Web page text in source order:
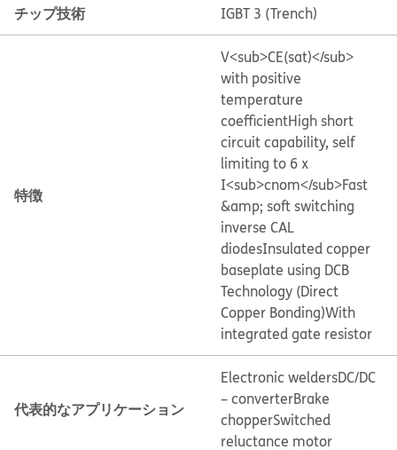
チップ技術 IGBT 3 (Trench)
特徴
V<sub>CE(sat)</sub>
with positive
temperature
coefficientHigh short
circuit capability, self
limiting to 6 x
I<sub>cnom</sub>Fast
&amp; soft switching
inverse CAL
diodesInsulated copper
baseplate using DCB
Technology (Direct
Copper Bonding)With
integrated gate resistor
代表的なアプリケーション
Electronic weldersDC/DC
– converterBrake
chopperSwitched
reluctance motor